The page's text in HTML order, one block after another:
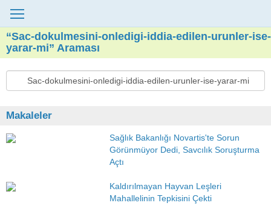
“Sac-dokulmesini-onledigi-iddia-edilen-urunler-ise-
yarar-mi” Araması
Makaleler
Sağlık Bakanlığı Novartis'te Sorun
Görünmüyor Dedi, Savcılık Soruşturma
Açtı
Kaldırılmayan Hayvan Leşleri
Mahallelinin Tepkisini Çekti